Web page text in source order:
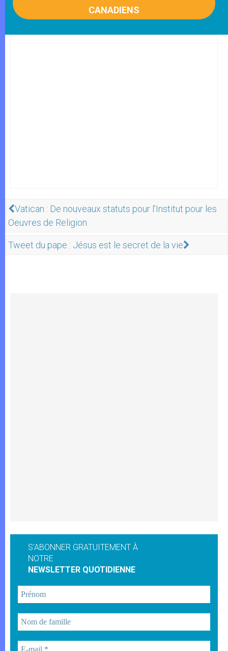
CANADIENS
Vatican : De nouveaux statuts pour l’Institut pour les
Oeuvres de Religion
Tweet du pape : Jésus est le secret de la vie
S'ABONNER GRATUITEMENT À
NOTRE
NEWSLETTER QUOTIDIENNE